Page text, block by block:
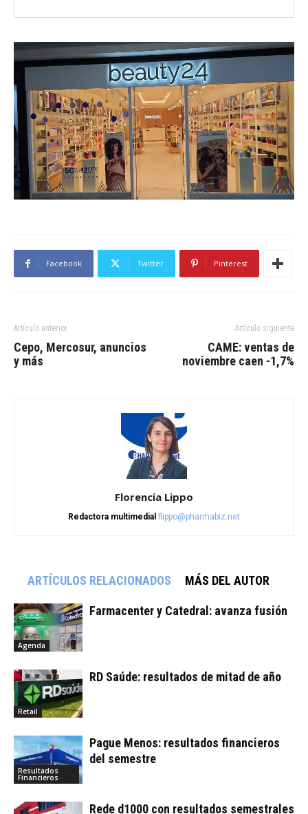
Facebook Twitter Pinterest
Artículo anterior
Cepo, Mercosur, anuncios
y más
Artículo siguiente
CAME: ventas de
noviembre caen -1,7%
Florencia Lippo
Redactora multimedial flippo@pharmabiz.net
ARTÍCULOS RELACIONADOS MÁS DEL AUTOR
Agenda
Farmacenter y Catedral: avanza fusión
Retail
RD Saúde: resultados de mitad de año
Resultados
Financieros
Pague Menos: resultados financieros
del semestre
Rede d1000 con resultados semestrales